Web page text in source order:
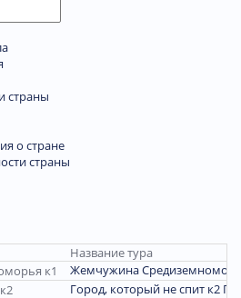
страны
о стране
страны
Название тура
Жемчужина
Город, который не спит к2